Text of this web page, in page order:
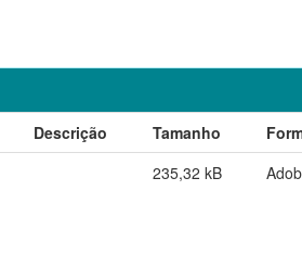
Descrição Tamanho
235,32 kB